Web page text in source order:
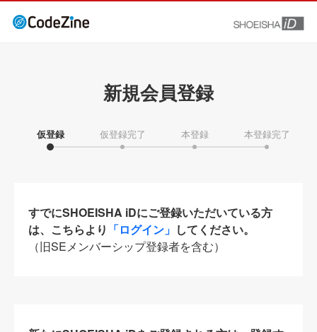
新規会員登録
仮登録 仮登録完了 本登録 本登録完了
すでにSHOEISHA iDにご登録いただいている方
は、こちらより 「ログイン」 してください。
（旧SEメンバーシップ登録者を含む）